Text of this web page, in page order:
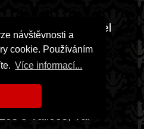
návštěvnosti a
cookie. Používáním
Více informací...
3 Vallées, Méribel
3 Vallées,
3 Vallées, Les